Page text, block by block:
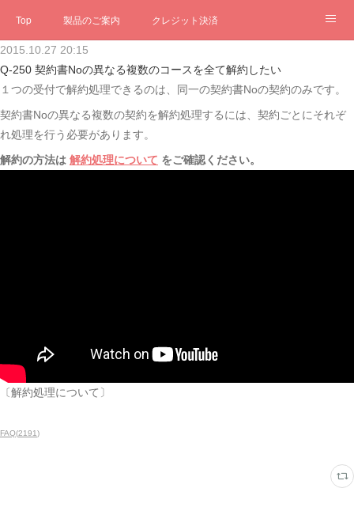
Top 製品のご案内 クレジット決済
サブスクペンギン
クローゼット ステータス お問合せ
2015.10.27 20:15
Q-250 契約書Noの異なる複数のコースを全て解約したい
１つの受付で解約処理できるのは、同一の契約書Noの契約のみです。
契約書Noの異なる複数の契約を解約処理するには、契約ごとにそれぞ
れ処理を行う必要があります。
解約の方法は 解約処理について をご確認ください。
〔解約処理について〕
FAQ(2191)